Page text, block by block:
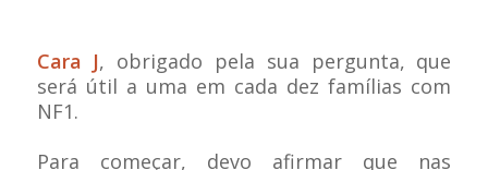
Cara J, obrigado pela sua pergunta, que
será útil a uma em cada dez famílias com
NF1.
Para começar, devo afirmar que nas